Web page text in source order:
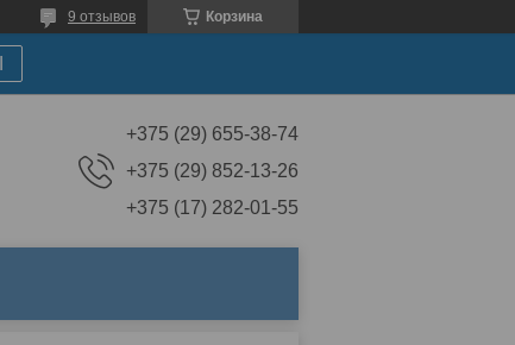
Корзина
9 отзывов
+375 (29) 655-38-74
+375 (29) 852-13-26
+375 (17) 282-01-55